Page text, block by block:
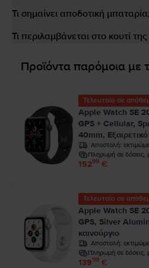
Τι σημαίνει αποδοτική μπαταρία;
Τι περιλαμβάνεται στο κουτί
Προϊόντα παρόμοια με
Τελευταίο σε
Apple Watch SE
GPS + Cellular,
40mm, Εξαιρετικό
Αποστολή:
Πληρωμή σε δόσεις,
15299 €
Τελευταίο σε
Apple Watch SE
GPS, Silver
καινούργιο
Αποστολή:
Πληρωμή σε δόσεις,
13999 €